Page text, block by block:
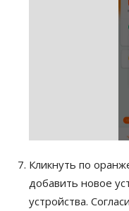
Кликнуть по
добавить новое
устройства.